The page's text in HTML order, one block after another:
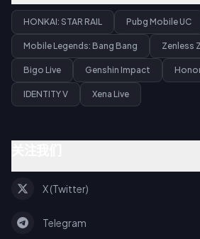
HONKAI: STAR RAIL Pubg Mobile UC
Mobile Legends: Bang Bang Zenless
Bigo Live Genshin Impact
IDENTITY V Xena Live
X (Twitter)
Telegram